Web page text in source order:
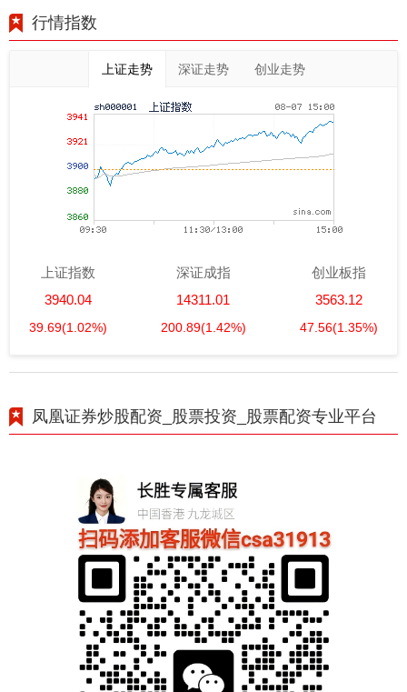
行情指数
上证走势 深证走势 创业走势
上证指数
3940.04
39.69(1.02%)
深证成指
14311.01
200.89(1.42%)
创业板指
3563.12
47.56(1.35%)
凤凰证券炒股配资_股票投资_股票配资专业平台